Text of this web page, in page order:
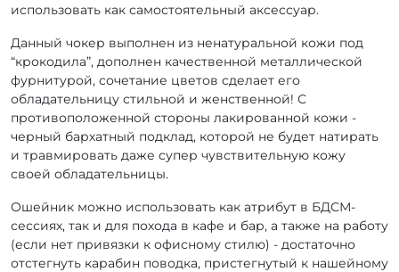
использовать как самостоятельный аксессуар.
Данный чокер выполнен из ненатуральной кожи под
“крокодила”, дополнен качественной металлической
фурнитурой, сочетание цветов сделает его
обладательницу стильной и женственной! С
противоположенной стороны лакированной кожи -
черный бархатный подклад, которой не будет натирать
и травмировать даже супер чувствительную кожу
своей обладательницы.
Ошейник можно использовать как атрибут в БДСМ-
сессиях, так и для похода в кафе и бар, а также на работу
(если нет привязки к офисному стилю) - достаточно
отстегнуть карабин поводка, пристегнутый к нашейному